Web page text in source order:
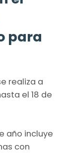
para
realiza a
el 18 de
año incluye
con